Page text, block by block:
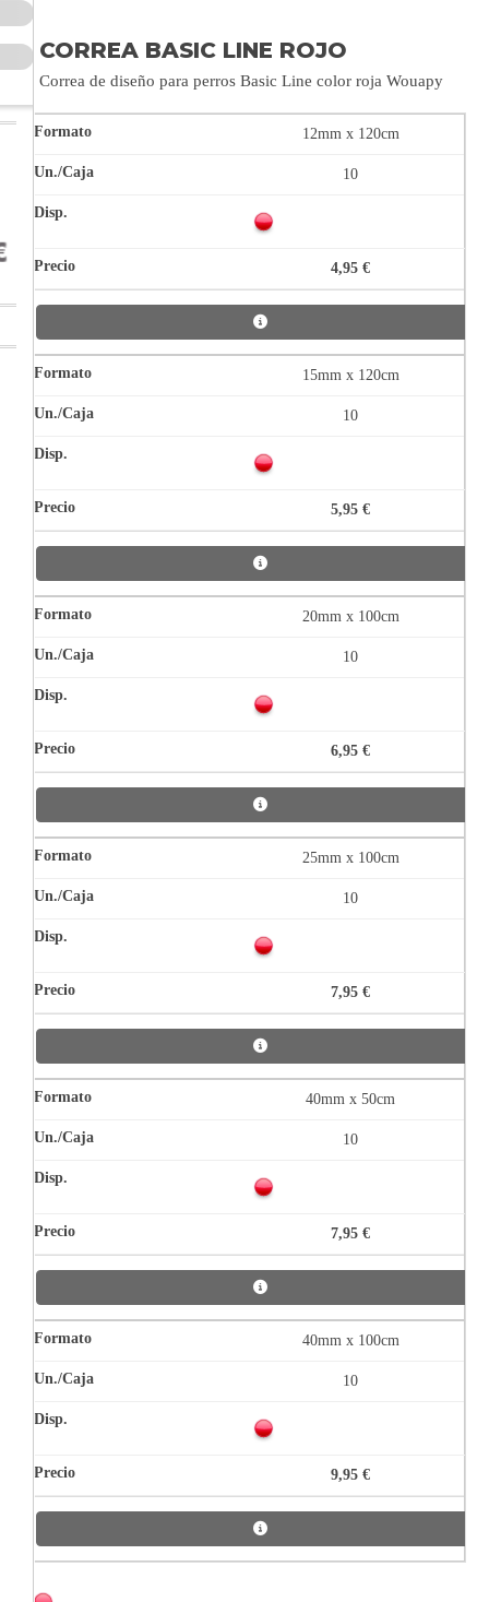
CORREA BASIC LINE ROJO
Correa de diseño para perros Basic Line color roja Wouapy
12mm x 120cm
10
4,95 €
15mm x 120cm
10
5,95 €
20mm x 100cm
10
6,95 €
25mm x 100cm
10
7,95 €
40mm x 50cm
10
7,95 €
40mm x 100cm
10
9,95 €